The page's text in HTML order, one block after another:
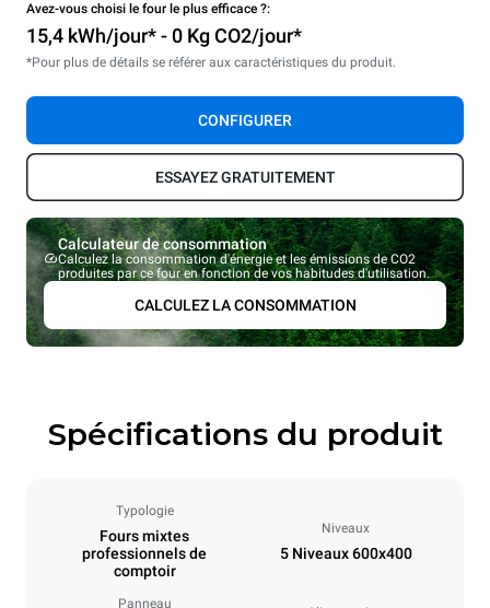
Avez-vous choisi le four le plus efficace ?:
15,4 kWh/jour* - 0 Kg CO2/jour*
*Pour plus de détails se référer aux caractéristiques du produit.
CONFIGURER
ESSAYEZ GRATUITEMENT
Calculateur de consommation
Calculez la consommation d'énergie et les émissions de CO2
produites par ce four en fonction de vos habitudes d'utilisation.
CALCULEZ LA CONSOMMATION
Spécifications du produit
Typologie
Fours mixtes
professionnels de
comptoir
Niveaux
5 Niveaux 600x400
Panneau